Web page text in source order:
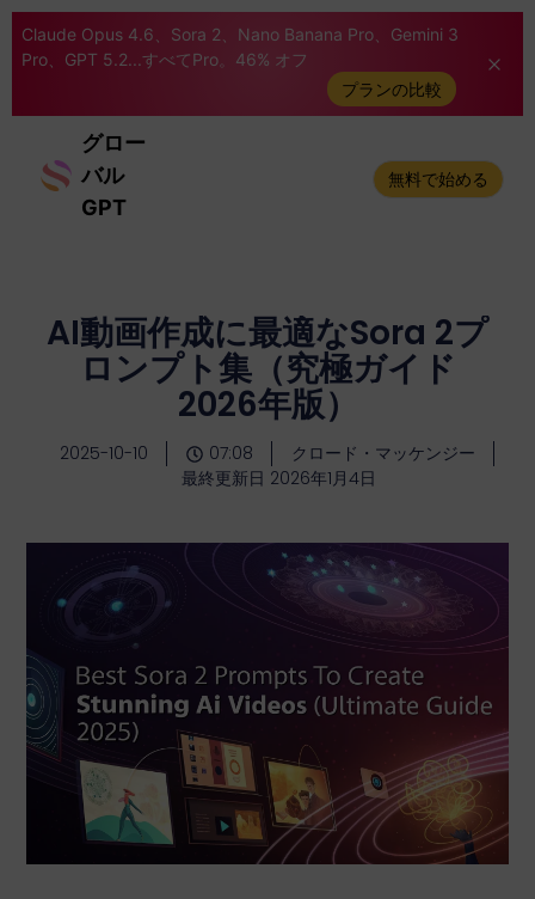
Claude Opus 4.6、Sora 2、Nano Banana Pro、Gemini 3
Pro、GPT 5.2...すべてPro。46% オフ
プランの比較
グロー
バル
GPT
無料で始める
AI動画作成に最適なSora 2プ
ロンプト集（究極ガイド
2026年版）
2025-10-10 07:08
クロード・マッケンジー
最終更新日 2026年1月4日